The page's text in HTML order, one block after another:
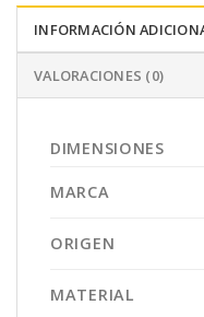
INFORMACIÓN
VALORACIONES (0)
DIMENSIONES
MARCA
ORIGEN
MATERIAL